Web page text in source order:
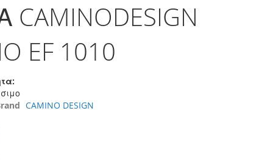
CAMINODESIGN
EF 1010
CAMINO DESIGN